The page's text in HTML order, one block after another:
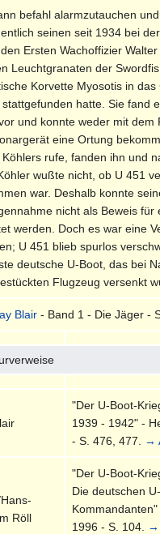
befahl alarmzutauchen
seinen seit 1934 bei
Ersten Wachoffizier Walter
Leuchtgranaten der
Korvette Myosotis in
stattgefunden hatte. Sie fand
und konnte weder mit dem
eine Ortung
Köhlers rufe, fanden ihn und
wußte nicht, ob U 451
war. Deshalb konnte
nicht als Beweis für
werden. Doch es war eine
U 451 blieb spurlos
deutsche U-Boot, das bei
Flugzeug versenkt
Blair - Band 1 - Die Jäger -
"Der U-Boot-
1939 - 1942" -
- S. 476, 477.
→
Röll
"Der U-Boot-
Die deutschen
1996 - S. 104.
→